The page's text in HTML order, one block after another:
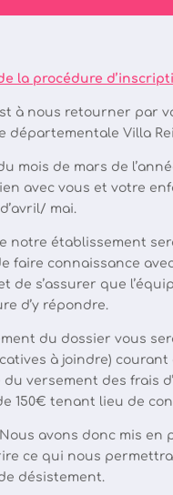
la procédure
à nous retourner par
départementale Villa
mois de mars de
avec vous et votre
d’avril/ mai.
notre établissement
faire connaissance
de s’assurer que
d’y répondre.
du dossier vous
à joindre) courant
versement des frais
150€ tenant lieu de
avons donc mis en
ce qui nous
désistement.